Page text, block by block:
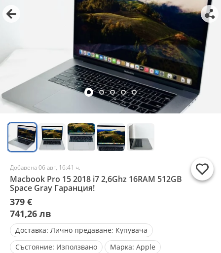
Добавена 06 авг, 16:41 ч.
Macbook Pro 15 2018 i7 2,6Ghz 16RAM 512GB
Space Gray Гаранция!
379 €
741,26 лв
Доставка: Лично предаване; Купувача
Състояние: Използвано Марка: Apple